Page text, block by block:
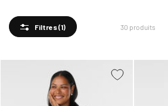
Filtres(1) 30 produits